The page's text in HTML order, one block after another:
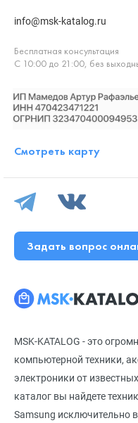
MSK-KATALOG - это
компьютерной техники,
электроники от
каталог вы найдете
Samsung исключительно
info@msk-katalog.ru
Бесплатная консультация
С 10:00 до 21:00, без
Смотреть карту
Задать вопрос